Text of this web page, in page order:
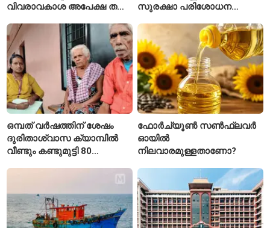
വിവരാവകാശ അപേക്ഷ തള്ളി
സുരക്ഷാ പരിശോധന
ഒമ്പത് വർഷത്തിന് ശേഷം
ദുരിതാശ്വാസ ക്യാമ്പിൽ
വീണ്ടും കണ്ടുമുട്ടി 80
ഫോർച്യൂൺ സൺഫ്ലവർ
ഓയിൽ
നിലവാരമുള്ളതാണോ?